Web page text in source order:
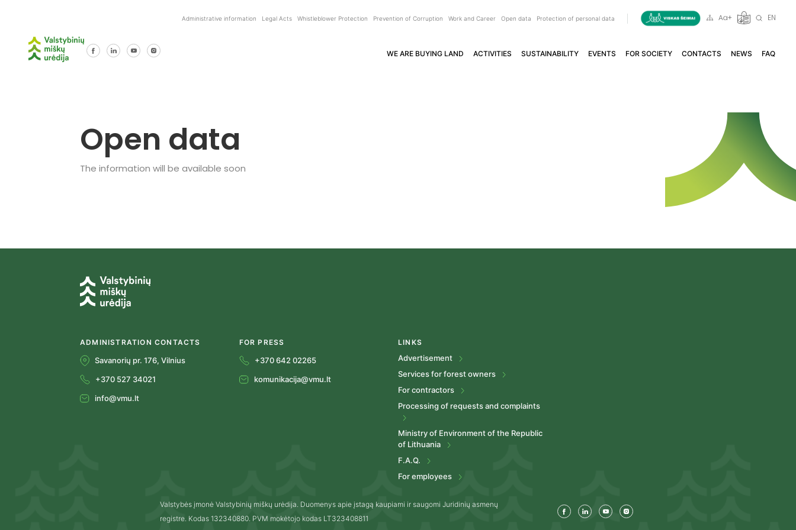
Administrative information Legal Acts Whistleblower Protection Prevention of Corruption Work and Career Open data Protection of personal data EN
WE ARE BUYING LAND ACTIVITIES SUSTAINABILITY EVENTS FOR SOCIETY CONTACTS NEWS FAQ
Open data
The information will be available soon
ADMINISTRATION CONTACTS
Savanorių pr. 176, Vilnius
+370 527 34021
info@vmu.lt
FOR PRESS
+370 642 02265
komunikacija@vmu.lt
LINKS
Advertisement
Services for forest owners
For contractors
Processing of requests and complaints
Ministry of Environment of the Republic
of Lithuania
F.A.Q.
For employees
Valstybės įmonė Valstybinių miškų urėdija. Duomenys apie įstagą kaupiami ir saugomi Juridinių asmenų
registre. Kodas 132340880. PVM mokėtojo kodas LT323408811